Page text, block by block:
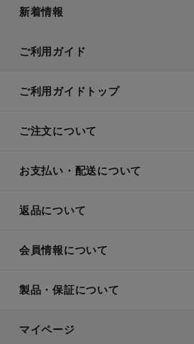
新着情報
ご利用ガイド
ご利用ガイドトップ
ご注文について
お支払い・配送について
返品について
会員情報について
製品・保証について
マイページ